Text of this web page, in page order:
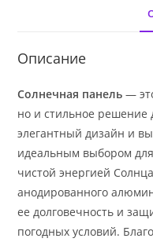
Описание
Солнечная панель —
но и стильное решение
элегантный дизайн и
идеальным выбором для
чистой энергией
анодированного
ее долговечность и
погодных условий.